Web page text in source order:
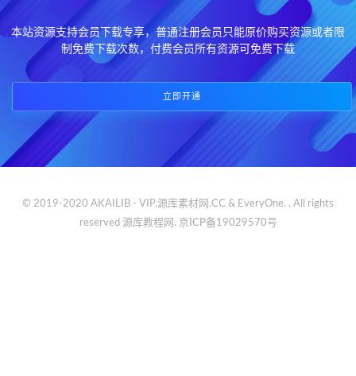
本站资源支持会员下载专享，普通注册会员只能原价购买资源或者限
制免费下载次数，付费会员所有资源可免费下载
立即开通
© 2019-2020 AKAILIB - VIP.源库素材网.CC & EveryOne. . All rights
reserved 源库教程网. 京ICP备19029570号